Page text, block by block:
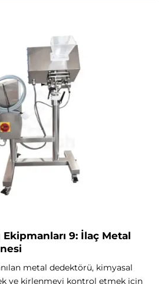
9: İlaç Metal
metal dedektörü, kimyasal
ve kirlenmeyi kontrol etmek için